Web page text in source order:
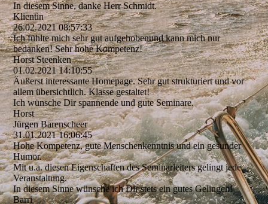
In diesem Sinne, danke Herr Schmidt.
Klientin
26.02.2021 08:57:33
Ich fühlte mich sehr gut aufgehobenund kann mich nur
bedanken! Sehr hohe Kompetenz!
Horst Steenken
01.02.2021 14:10:55
Äußerst interessante Homepage. Sehr gut strukturiert und vor
allem übersichtlich. Klasse gestaltet!
Ich wünsche Dir spannende und gute Seminare.
Horst
Jürgen Barenscheer
31.01.2021 16:06:45
Hohe Kompetenz, gute Menschenkenntnis und ein gesunder
Humor.
Mit u.a. diesen Eigenschaften des Seminarleiters gelingt jede
Veranstaltung.
In diesem Sinne wünsche ich Dir stets ein gutes Gelingen!
Barri